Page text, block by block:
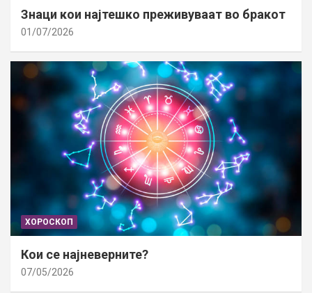
Знаци кои најтешко преживуваат во бракот
01/07/2026
ХОРОСКОП
Кои се најневерните?
07/05/2026